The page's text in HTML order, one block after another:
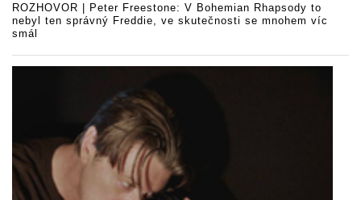
ROZHOVOR | Peter Freestone: V Bohemian Rhapsody to
nebyl ten správný Freddie, ve skutečnosti se mnohem víc
smál